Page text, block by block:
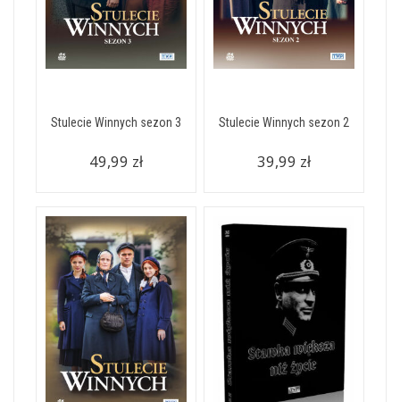
Stulecie Winnych sezon 3
49,99 zł
Stulecie Winnych sezon 2
39,99 zł